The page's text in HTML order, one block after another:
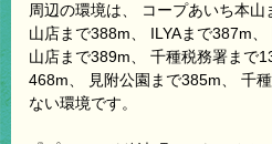
周辺の環境は、 コープあいち本
山店まで388m、 ILYAまで387m
山店まで389m、 千種税務署まで
468m、 見附公園まで385m、 千
ない環境です。